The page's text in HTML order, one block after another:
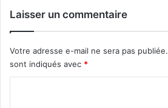
Laisser un commentaire
Votre adresse e-mail ne sera pas publiée.
sont indiqués avec *